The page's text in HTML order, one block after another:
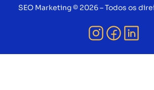
SEO Marketing © 2026 – Todos os